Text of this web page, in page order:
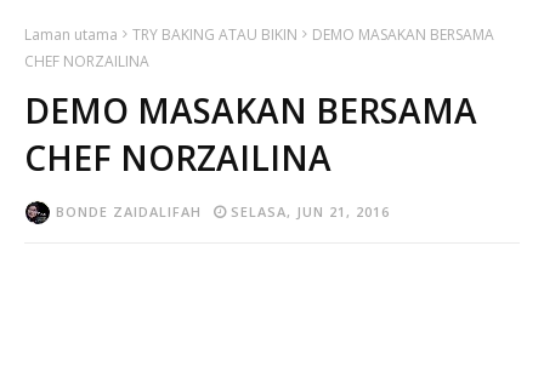
Laman utama TRY BAKING ATAU BIKIN
DEMO MASAKAN BERSAMA
CHEF NORZAILINA
DEMO MASAKAN BERSAMA
CHEF NORZAILINA
BONDE ZAIDALIFAH SELASA, JUN 21, 2016